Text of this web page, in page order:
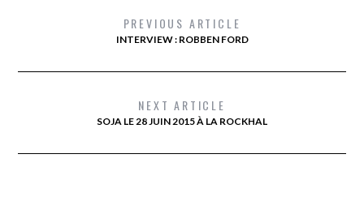
PREVIOUS ARTICLE
INTERVIEW : ROBBEN FORD
NEXT ARTICLE
SOJA LE 28 JUIN 2015 À LA ROCKHAL